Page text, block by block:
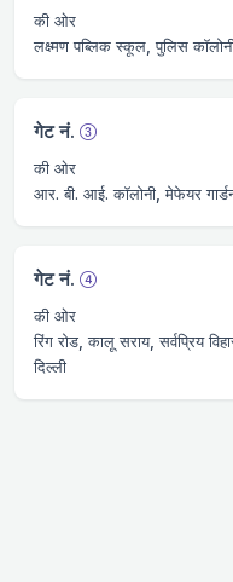
की ओर
लक्ष्मण पब्लिक स्कूल, पुलिस
गेट नं.
की ओर
आर. बी. आई. कॉलोनी, मेफेयर
गेट नं.
की ओर
रिंग रोड, कालू सराय, सर्वप्रिय
दिल्ली